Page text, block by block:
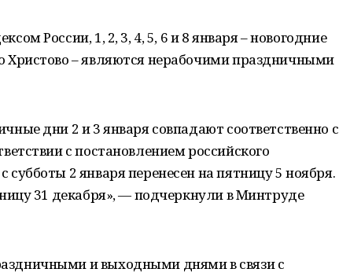
России, 1, 2, 3, 4, 5, 6 и 8 января – новогодние
Христово – являются нерабочими праздничными
дни 2 и 3 января совпадают соответственно с
с постановлением российского
субботы 2 января перенесен на пятницу 5 ноября.
31 декабря», — подчеркнули в Минтруде
и выходными днями в связи с